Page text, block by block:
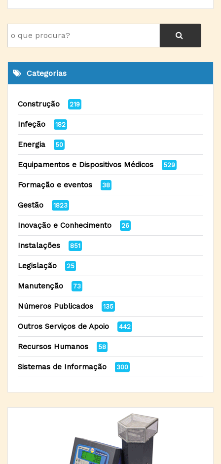
Categorias
Construção 219
Infeção 182
Energia 50
Equipamentos e Dispositivos Médicos 529
Formação e eventos 38
Gestão 1823
Inovação e Conhecimento 26
Instalações 851
Legislação 25
Manutenção 73
Números Publicados 135
Outros Serviços de Apoio 442
Recursos Humanos 58
Sistemas de Informação 300